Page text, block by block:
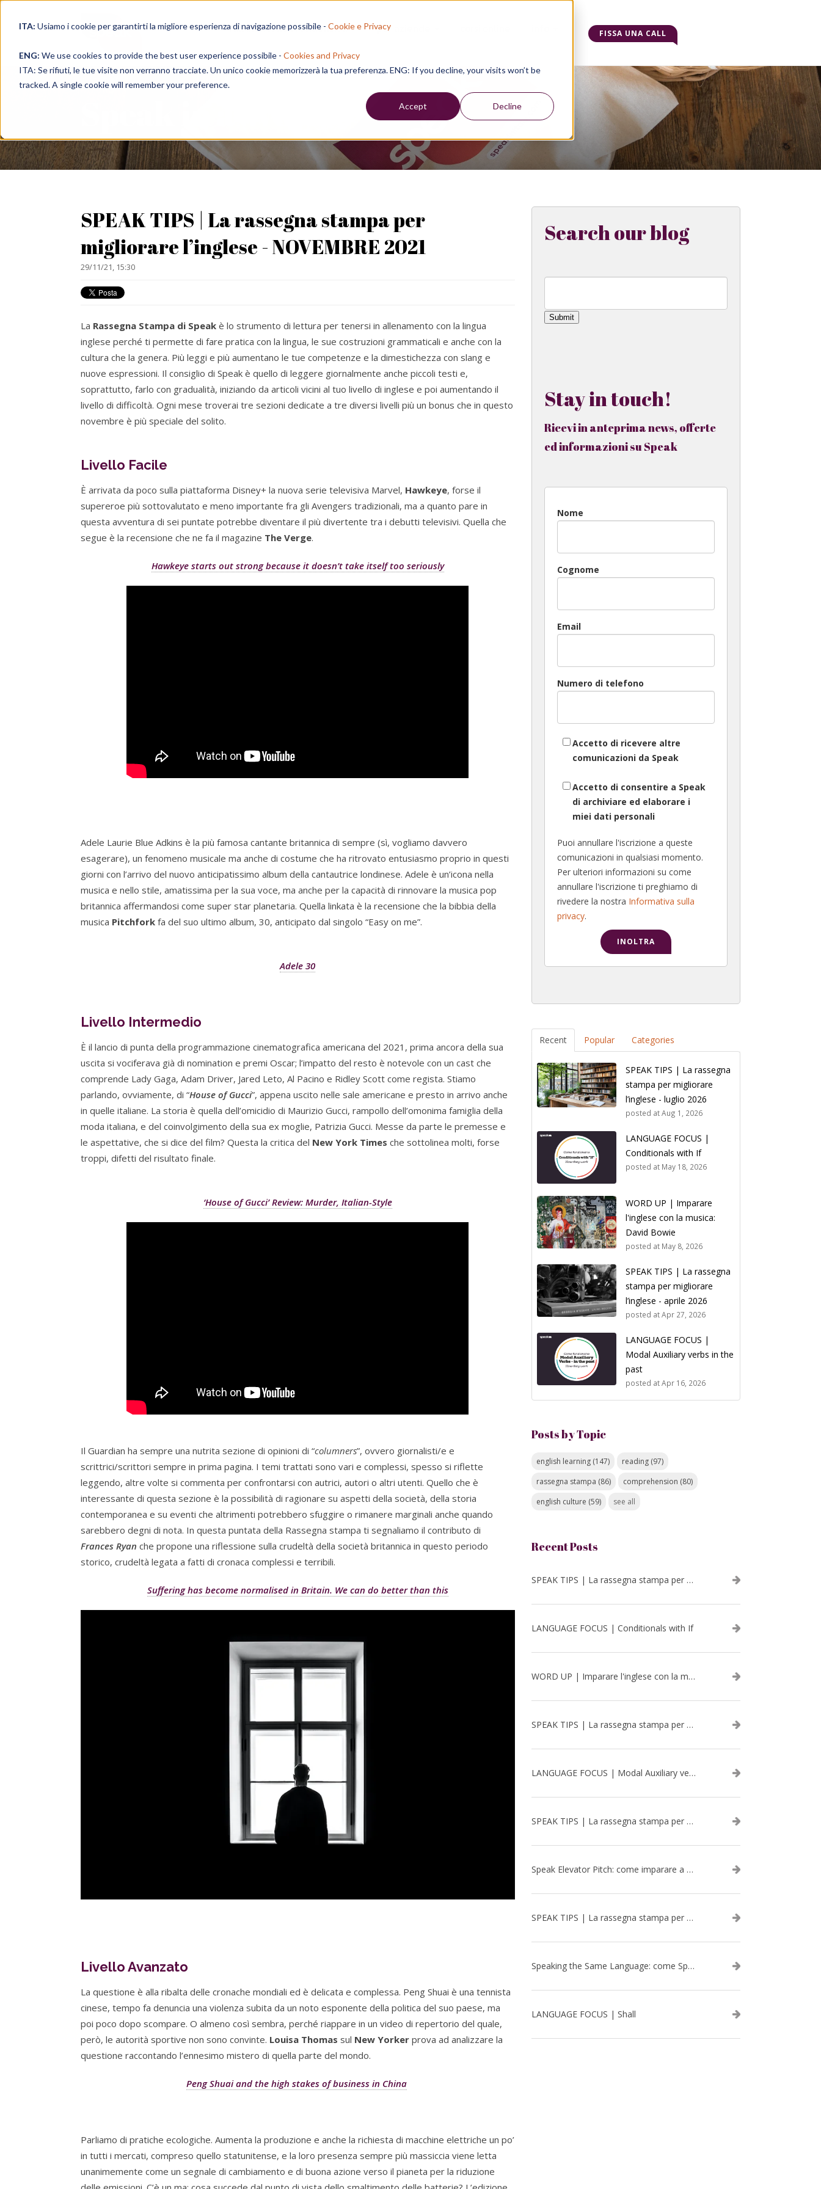
ITA: Usiamo i cookie per garantirti la migliore esperienza di navigazione possibile - Cookie e Privacy
ENG: We use cookies to provide the best user experience possibile - Cookies and Privacy
ITA: Se rifiuti, le tue visite non verranno tracciate. Un unico cookie memorizzerà la tua preferenza. ENG: If you decline, your visits won’t be
tracked. A single cookie will remember your preference.
Accept Decline
full immersion residenziali per aziende FISSA UNA CALL
SPEAK TIPS | La rassegna stampa per
migliorare l’inglese - NOVEMBRE 2021
29/11/21, 15:30
La Rassegna Stampa di Speak è lo strumento di lettura per tenersi in allenamento con la lingua
inglese perché ti permette di fare pratica con la lingua, le sue costruzioni grammaticali e anche con la
cultura che la genera. Più leggi e più aumentano le tue competenze e la dimestichezza con slang e
nuove espressioni. Il consiglio di Speak è quello di leggere giornalmente anche piccoli testi e,
soprattutto, farlo con gradualità, iniziando da articoli vicini al tuo livello di inglese e poi aumentando il
livello di difficoltà. Ogni mese troverai tre sezioni dedicate a tre diversi livelli più un bonus che in questo
novembre è più speciale del solito.
Livello Facile
È arrivata da poco sulla piattaforma Disney+ la nuova serie televisiva Marvel, Hawkeye, forse il
supereroe più sottovalutato e meno importante fra gli Avengers tradizionali, ma a quanto pare in
questa avventura di sei puntate potrebbe diventare il più divertente tra i debutti televisivi. Quella che
segue è la recensione che ne fa il magazine The Verge.
Hawkeye starts out strong because it doesn’t take itself too seriously
Adele Laurie Blue Adkins è la più famosa cantante britannica di sempre (sì, vogliamo davvero
esagerare), un fenomeno musicale ma anche di costume che ha ritrovato entusiasmo proprio in questi
giorni con l’arrivo del nuovo anticipatissimo album della cantautrice londinese. Adele è un’icona nella
musica e nello stile, amatissima per la sua voce, ma anche per la capacità di rinnovare la musica pop
britannica affermandosi come super star planetaria. Quella linkata è la recensione che la bibbia della
musica Pitchfork fa del suo ultimo album, 30, anticipato dal singolo “Easy on me”.
Adele 30
Livello Intermedio
È il lancio di punta della programmazione cinematografica americana del 2021, prima ancora della sua
uscita si vociferava già di nomination e premi Oscar; l’impatto del resto è notevole con un cast che
comprende Lady Gaga, Adam Driver, Jared Leto, Al Pacino e Ridley Scott come regista. Stiamo
parlando, ovviamente, di “House of Gucci”, appena uscito nelle sale americane e presto in arrivo anche
in quelle italiane. La storia è quella dell’omicidio di Maurizio Gucci, rampollo dell’omonima famiglia della
moda italiana, e del coinvolgimento della sua ex moglie, Patrizia Gucci. Messe da parte le premesse e
le aspettative, che si dice del film? Questa la critica del New York Times che sottolinea molti, forse
troppi, difetti del risultato finale.
‘House of Gucci’ Review: Murder, Italian-Style
Il Guardian ha sempre una nutrita sezione di opinioni di “columners”, ovvero giornalisti/e e
scrittrici/scrittori sempre in prima pagina. I temi trattati sono vari e complessi, spesso si riflette
leggendo, altre volte si commenta per confrontarsi con autrici, autori o altri utenti. Quello che è
interessante di questa sezione è la possibilità di ragionare su aspetti della società, della storia
contemporanea e su eventi che altrimenti potrebbero sfuggire o rimanere marginali anche quando
sarebbero degni di nota. In questa puntata della Rassegna stampa ti segnaliamo il contributo di
Frances Ryan che propone una riflessione sulla crudeltà della società britannica in questo periodo
storico, crudeltà legata a fatti di cronaca complessi e terribili.
Suffering has become normalised in Britain. We can do better than this
Livello Avanzato
La questione è alla ribalta delle cronache mondiali ed è delicata e complessa. Peng Shuai è una tennista
cinese, tempo fa denuncia una violenza subita da un noto esponente della politica del suo paese, ma
poi poco dopo scompare. O almeno così sembra, perché riappare in un video di repertorio del quale,
però, le autorità sportive non sono convinte. Louisa Thomas sul New Yorker prova ad analizzare la
questione raccontando l’ennesimo mistero di quella parte del mondo.
Peng Shuai and the high stakes of business in China
Parliamo di pratiche ecologiche. Aumenta la produzione e anche la richiesta di macchine elettriche un po’
in tutti i mercati, compreso quello statunitense, e la loro presenza sempre più massiccia viene letta
unanimemente come un segnale di cambiamento e di buona azione verso il pianeta per la riduzione
Search our blog
Submit
Stay in touch!
Ricevi in anteprima news, offerte
ed informazioni su Speak
Nome
Cognome
Email
Numero di telefono
Accetto di ricevere altre
comunicazioni da Speak
Accetto di consentire a Speak
di archiviare ed elaborare i
miei dati personali
Puoi annullare l'iscrizione a queste
comunicazioni in qualsiasi momento.
Per ulteriori informazioni su come
annullare l'iscrizione ti preghiamo di
rivedere la nostra Informativa sulla
privacy.
Recent Popular Categories
SPEAK TIPS | La rassegna
stampa per migliorare
l’inglese - luglio 2026
posted atAug 1, 2026
LANGUAGE FOCUS |
Conditionals with If
posted at May 18, 2026
WORD UP | Imparare
l'inglese con la musica:
David Bowie
posted at May 8, 2026
SPEAK TIPS | La rassegna
stampa per migliorare
l’inglese - aprile 2026
posted atApr 27, 2026
LANGUAGE FOCUS |
Modal Auxiliary verbs in the
past
posted atApr 16, 2026
Posts by Topic
english learning (147) reading (97)
rassegna stampa (86) comprehension (80)
english culture (59) see all
Recent Posts
SPEAK TIPS | La rassegna stampa per migliorare l’inglese - luglio 2026
LANGUAGE FOCUS | Conditionals with If
WORD UP | Imparare l'inglese con la musica: David Bowie
SPEAK TIPS | La rassegna stampa per migliorare l’inglese - aprile 2026
LANGUAGE FOCUS | Modal Auxiliary verbs in the past
SPEAK TIPS | La rassegna stampa per migliorare l’inglese - marzo 2026
Speak Elevator Pitch: come imparare a gestire una presentazione in inglese
SPEAK TIPS | La rassegna stampa per migliorare l’inglese - febbraio 2026
Speaking the Same Language: come Speak aiuta a rafforzare i team attraverso il Team Building in inglese
LANGUAGE FOCUS | Shall